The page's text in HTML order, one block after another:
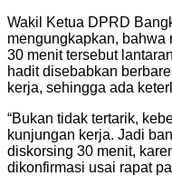
Wakil Ketua DPRD
mengungkapkan, bahwa
30 menit tersebut
hadit disebabkan
kerja, sehingga ada
“Bukan tidak tertarik,
kunjungan kerja. Jadi
diskorsing 30 menit,
dikonfirmasi usai rapat